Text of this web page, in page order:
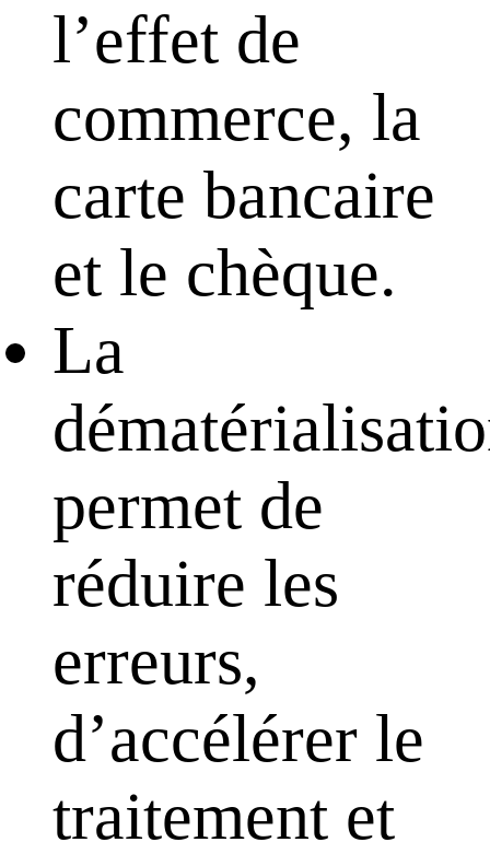
l’effet de
commerce, la
carte bancaire
et le chèque.
La
permet de
réduire les
erreurs,
d’accélérer le
traitement et